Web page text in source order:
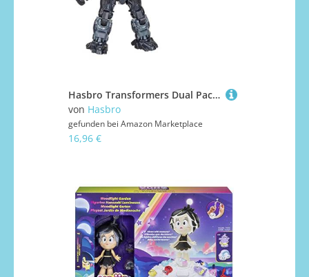
Hasbro Transformers Dual Pack mit Waffe: Optimus Primal und Arrowstripe
von Hasbro
gefunden bei Amazon Marketplace
16,96 €